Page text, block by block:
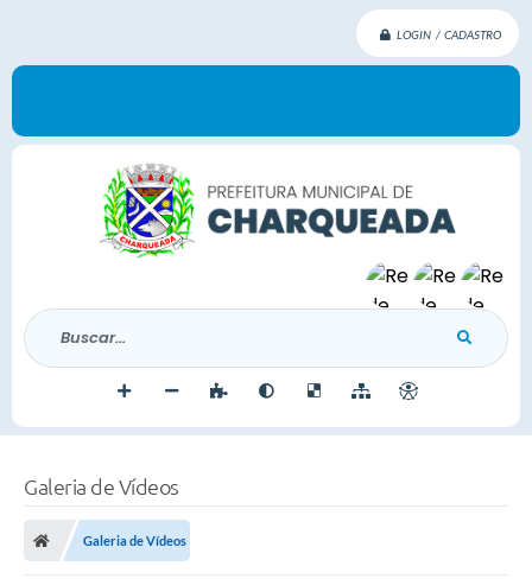
LOGIN / CADASTRO
Buscar...
Galeria de Vídeos
Galeria de Vídeos